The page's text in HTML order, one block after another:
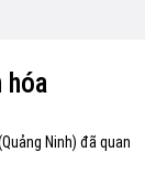
hóa
Ninh) đã quan